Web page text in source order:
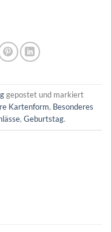
gepostet und markiert
Kartenform, Besonderes
, Geburtstag.